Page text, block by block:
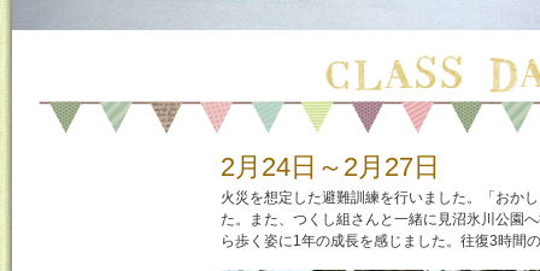
2月24日～2月27日
火災を想定した避難訓練を行いました。「おか
た。また、つくし組さんと一緒に見沼氷川公園
ら歩く姿に1年の成長を感じました。往復3時間